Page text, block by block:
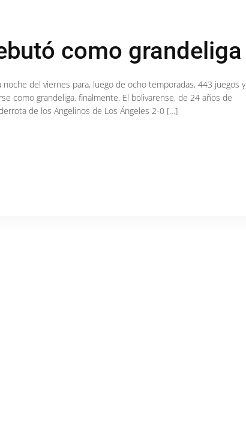
como grandeliga
del viernes para, luego de ocho temporadas, 443 juegos y
como grandeliga, finalmente. El bolivarense, de 24 años de
de los Angelinos de Los Ángeles 2-0 […]